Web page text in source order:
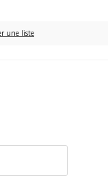
une liste